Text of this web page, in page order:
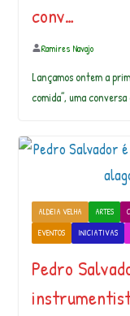
conv…
Ramires Navajo
Lançamos ontem a
comida”, uma
ALDEIA VELHA ARTES
EVENTOS
INICIATIVAS
Pedro